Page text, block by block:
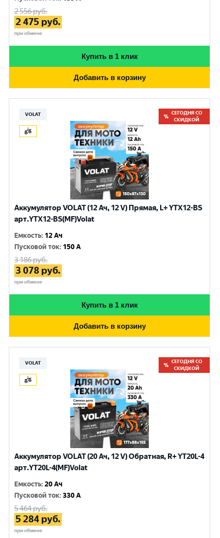
2 556руб.
2 475 руб.
при обмене
Купить в 1 клик
Добавить в корзину
VOLAT
СЕГОДНЯ СО
СКИДКОЙ
Аккумулятор VOLAT (12 Ач, 12 V) Прямая, L+ YTX12-BS
арт.YTX12-BS(MF)Volat
Емкость: 12 Ач
Пусковой ток: 150 A
3 186руб.
3 078 руб.
при обмене
Купить в 1 клик
Добавить в корзину
VOLAT
СЕГОДНЯ СО
СКИДКОЙ
Аккумулятор VOLAT (20 Ач, 12 V) Обратная, R+ YT20L-4
арт.YT20L-4(MF)Volat
Емкость:20 Ач
Пусковой ток:330 A
5 464руб.
5 284 руб.
при обмене